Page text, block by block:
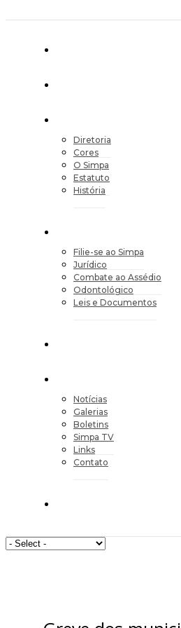
Diretoria
Cores
O Simpa
Estatuto
História
Filie-se ao Simpa
Jurídico
Combate ao Assédio
Odontológico
Leis e Documentos
Notícias
Galerias
Boletins
Simpa TV
Links
Contato